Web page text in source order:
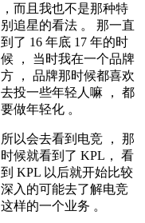
，而且我也不是那种特
别追星的看法 。 那一直
到了 16 年底 17 年的时
候 ， 当时我在一个品牌
方 ， 品牌那时候都喜欢
去投一些年轻人嘛 ， 都
要做年轻化 。
所以会去看到电竞 ， 那
时候就看到了 KPL， 看
到 KPL 以后就开始比较
深入的可能去了解电竞
这样的一个业务 。